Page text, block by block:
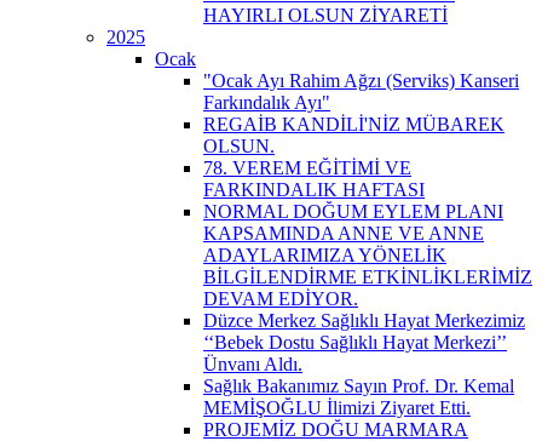
HAYIRLI OLSUN ZİYARETİ
2025
Ocak
"Ocak Ayı Rahim Ağzı (Serviks) Kanseri
Farkındalık Ayı"
REGAİB KANDİLİ'NİZ MÜBAREK
OLSUN.
78. VEREM EĞİTİMİ VE
FARKINDALIK HAFTASI
NORMAL DOĞUM EYLEM PLANI
KAPSAMINDA ANNE VE ANNE
ADAYLARIMIZA YÖNELİK
BİLGİLENDİRME ETKİNLİKLERİMİZ
DEVAM EDİYOR.
Düzce Merkez Sağlıklı Hayat Merkezimiz
‘‘Bebek Dostu Sağlıklı Hayat Merkezi’’
Ünvanı Aldı.
Sağlık Bakanımız Sayın Prof. Dr. Kemal
MEMİŞOĞLU İlimizi Ziyaret Etti.
PROJEMİZ DOĞU MARMARA